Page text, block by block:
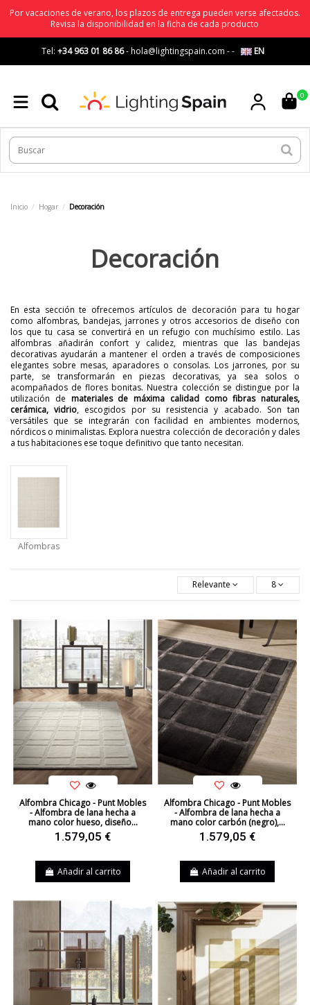
Por vacaciones de verano, los plazos de entrega pueden verse afectados.
Revisa la disponibilidad en la ficha de cada producto
Tel: +34 963 01 86 86-hola@lightingspain.com -- EN
0
Inicio Hogar Decoración
Decoración
En esta sección te ofrecemos artículos de decoración para tu hogar
como alfombras, bandejas, jarrones y otros accesorios de diseño con
los que tu casa se convertirá en un refugio con muchísimo estilo. Las
alfombras añadirán confort y calidez, mientras que las bandejas
decorativas ayudarán a mantener el orden a través de composiciones
elegantes sobre mesas, aparadores o consolas. Los jarrones, por su
parte, se transformarán en piezas decorativas, ya sea solos o
acompañados de flores bonitas. Nuestra colección se distingue por la
utilización de materiales de máxima calidad como fibras naturales,
cerámica, vidrio, escogidos por su resistencia y acabado. Son tan
versátiles que se integrarán con facilidad en ambientes modernos,
nórdicos o minimalistas. Explora nuestra colección de decoración y dales
a tus habitaciones ese toque definitivo que tanto necesitan.
Alfombras
Relevante 8
Alfombra Chicago - Punt Mobles
- Alfombra de lana hecha a
mano color hueso, diseño...
1.579,05 €
Añadir al carrito
Alfombra Chicago - Punt Mobles
- Alfombra de lana hecha a
mano color carbón (negro),...
1.579,05 €
Añadir al carrito